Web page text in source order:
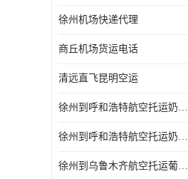
徐州机场快递代理
商丘机场货运电话
清远直飞昆明空运
徐州到呼和浩特航空托运奶制品的规定 空运专线-一站式服务
徐州到呼和浩特航空托运奶制品的规定 当天办理当天到达
徐州到乌鲁木齐航空托运葡萄干的包装 空运专线-一站式服务